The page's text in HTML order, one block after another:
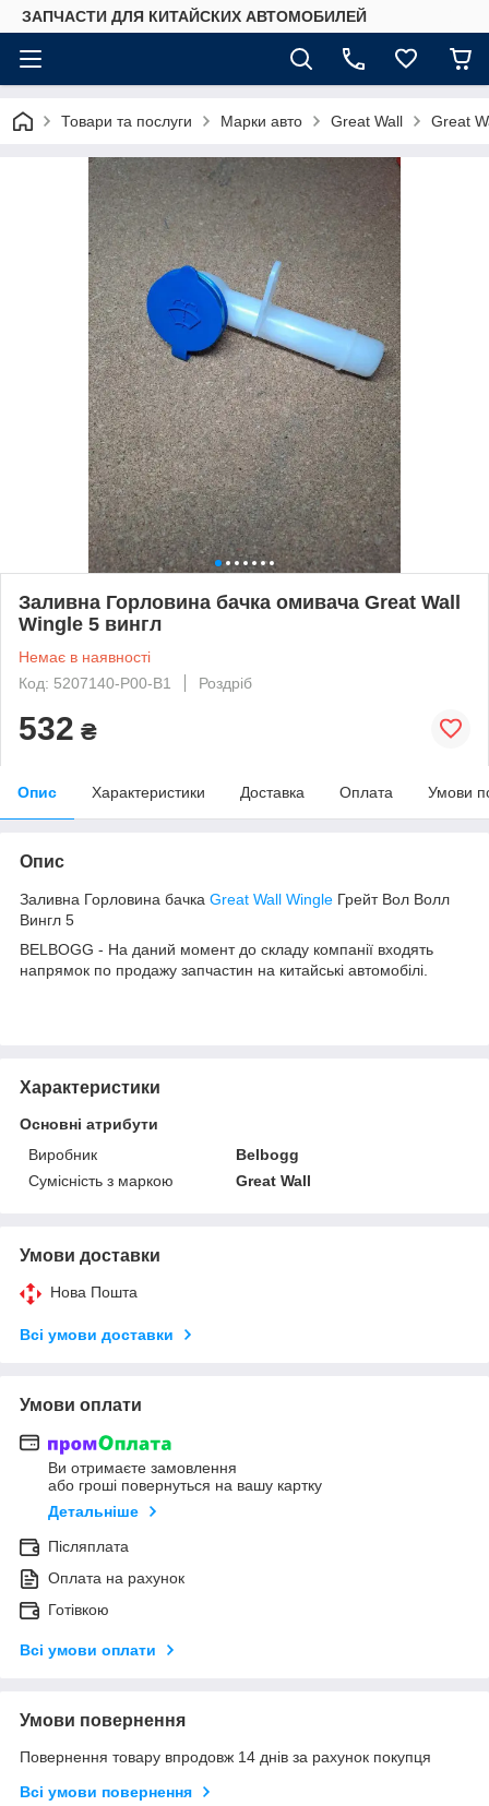
ЗАПЧАСТИ ДЛЯ КИТАЙСКИХ АВТОМОБИЛЕЙ
Товари та послуги Марки авто Great Wall Great
Заливна Горловина бачка омивача Great Wall
Wingle 5 вингл
Немає в наявності
Код: 5207140-P00-B1
Роздріб
532 ₴
Опис Характеристики Доставка Оплата Умови
Опис
Заливна Горловина бачка Great Wall Wingle Грейт Вол Волл
Вингл 5
BELBOGG - На даний момент до складу компанії входять
напрямок по продажу запчастин на китайські автомобілі.
Характеристики
Основні атрибути
Виробник
Belbogg
Сумісність з маркою
Great Wall
Умови доставки
Нова Пошта
Всі умови доставки
Умови оплати
Ви отримаєте замовлення
або гроші повернуться на вашу картку
Детальніше
Післяплата
Оплата на рахунок
Готівкою
Всі умови оплати
Умови повернення
Повернення товару впродовж 14 днів за рахунок покупця
Всі умови повернення